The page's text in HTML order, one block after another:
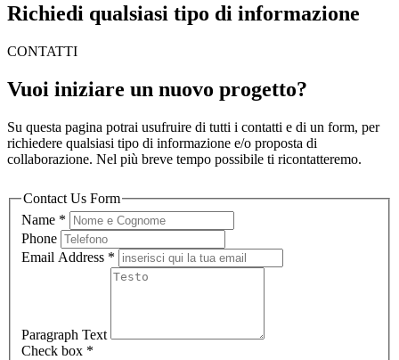
Richiedi qualsiasi tipo di informazione
CONTATTI
Vuoi iniziare un nuovo progetto?
Su questa pagina potrai usufruire di tutti i contatti e di un form, per
richiedere qualsiasi tipo di informazione e/o proposta di
collaborazione. Nel più breve tempo possibile ti ricontatteremo.
Contact Us Form
Name *
Phone
Email Address *
Paragraph Text
Check box *